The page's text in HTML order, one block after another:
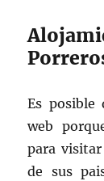
Es posible
web
para
de sus